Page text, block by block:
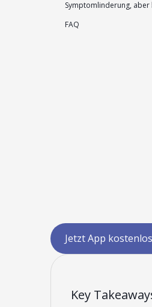
Symptomlinderung, aber
FAQ
Jetzt App
Key